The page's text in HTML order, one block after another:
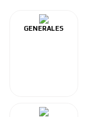
GENERALES